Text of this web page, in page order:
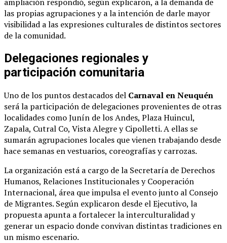
las propias agrupaciones y a la intención de darle mayor
visibilidad a las expresiones culturales de distintos sectores
de la comunidad.
Delegaciones regionales y
participación comunitaria
Uno de los puntos destacados del Carnaval en Neuquén
será la participación de delegaciones provenientes de otras
localidades comoJunín de los Andes, Plaza Huincul,
Zapala, Cutral Co, Vista AlegreyCipolletti. A ellas se
sumarán agrupaciones locales que vienen trabajando desde
hace semanas en vestuarios, coreografías y carrozas.
La organización está a cargo de la Secretaría de Derechos
Humanos, Relaciones Institucionales y Cooperación
Internacional, área que impulsa el evento junto al Consejo
de Migrantes. Según explicaron desde el Ejecutivo, la
propuesta apunta a fortalecer la interculturalidad y
generar un espacio donde convivan distintas tradiciones en
un mismo escenario.